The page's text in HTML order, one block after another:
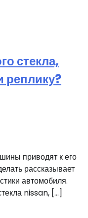
стекла,
реплику?
приводят к его
рассказывает
автомобиля.
nissan, […]